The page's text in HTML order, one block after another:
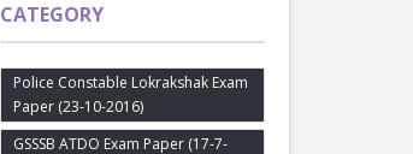
CATEGORY
Police Constable Lokrakshak Exam
Paper (23-10-2016)
GSSSB ATDO Exam Paper (17-7-